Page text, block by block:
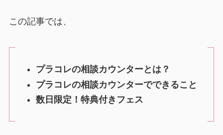
この記事では、
プラコレの相談カウンターとは？
プラコレの相談カウンターでできること
数日限定！特典付きフェス